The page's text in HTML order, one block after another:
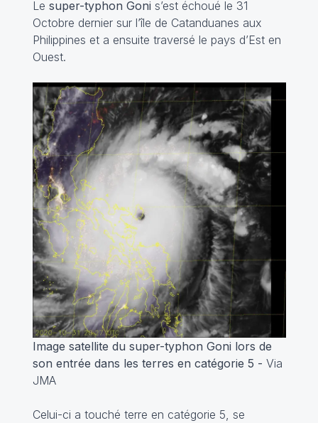
Le super-typhon Goni s’est échoué le 31
Octobre dernier sur l’île de Catanduanes aux
Philippines et a ensuite traversé le pays d’Est en
Ouest.
Image satellite du super-typhon Goni lors de
son entrée dans les terres en catégorie 5 - Via
JMA
Celui-ci a touché terre en catégorie 5, se